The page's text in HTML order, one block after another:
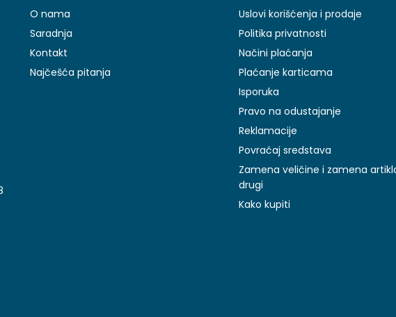
O nama
Saradnja
Kontakt
Najčešća pitanja
Uslovi korišćenja i prodaje
Politika privatnosti
Načini plaćanja
Plaćanje karticama
Isporuka
Pravo na odustajanje
Reklamacije
Povraćaj sredstava
Zamena veličine i zamena
drugi
Kako kupiti